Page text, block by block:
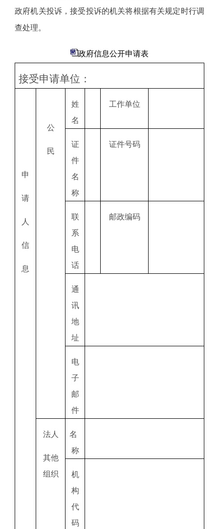
政府机关投诉，接受投诉的机关将根据有关规定时行调
查处理。
政府信息公开申请表
接受申请单位：
申
请
人
信
息
公
民
姓
名
工作单位
证
件
名
称
证件号码
联
系
电
话
邮政编码
通
讯
地
址
电
子
邮
件
法人
其他
组织
名
称
机
构
代
码